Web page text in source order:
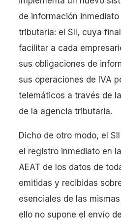
de información
tributaria: el SII, cuya
facilitar a cada
sus obligaciones de
sus operaciones de IVA
telemáticos a través de
de la agencia tributaria.
Dicho de otro modo, el
el registro inmediato en
AEAT de los datos de
emitidas y recibidas
esenciales de las
ello no supone el envío